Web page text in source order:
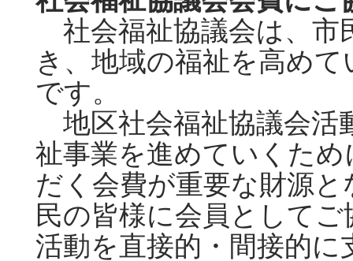
社会福祉協議会は、市
き、地域の福祉を高め
です。
地区社会福祉協議会活
祉事業を進めていくた
だく会費が重要な財源
民の皆様に会員として
活動を直接的・間接的